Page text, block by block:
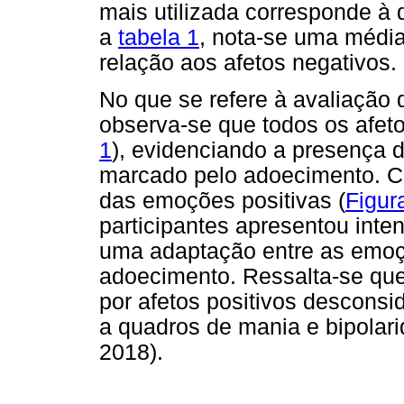
mais utilizada corresponde à
a tabela 1, nota-se uma
relação aos afetos negativos.
No que se refere à avaliação
observa-se que todos os
1), evidenciando a presença
marcado pelo adoecimento.
das emoções positivas (
participantes apresentou
uma adaptação entre as
adoecimento. Ressalta-se
por afetos positivos
a quadros de mania e
2018).